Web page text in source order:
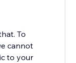
To
cannot
to your